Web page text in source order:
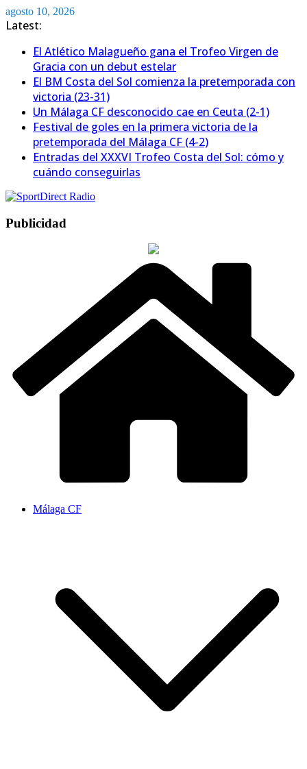
Saltar
al
agosto 10, 2026
Latest:
El Atlético Malagueño gana el Trofeo Virgen de
Gracia con un debut estelar
El BM Costa del Sol comienza la pretemporada con
victoria (23-31)
Un Málaga CF desconocido cae en Ceuta (2-1)
Festival de goles en la primera victoria de la
pretemporada del Málaga CF (4-2)
Entradas del XXXVI Trofeo Costa del Sol: cómo y
cuándo conseguirlas
Publicidad
Málaga CF